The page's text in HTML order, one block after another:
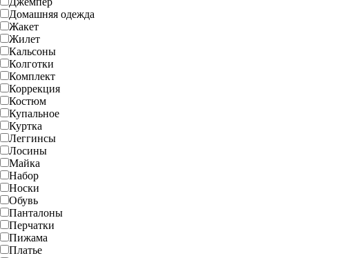
Домашняя одежда
Жакет
Жилет
Кальсоны
Колготки
Комплект
Коррекция
Костюм
Купальное
Куртка
Леггинсы
Лосины
Майка
Набор
Носки
Обувь
Панталоны
Перчатки
Пижама
Платье